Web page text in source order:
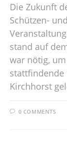
Die Zukunft
Schützen-
stand auf
war nötig,
stattfindende
Kirchhorst
0 COMMENTS